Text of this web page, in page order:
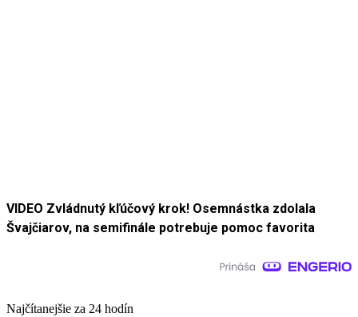
VIDEO Zvládnutý kľúčový krok! Osemnástka zdolala
Švajčiarov, na semifinále potrebuje pomoc favorita
Najčítanejšie za 24 hodín